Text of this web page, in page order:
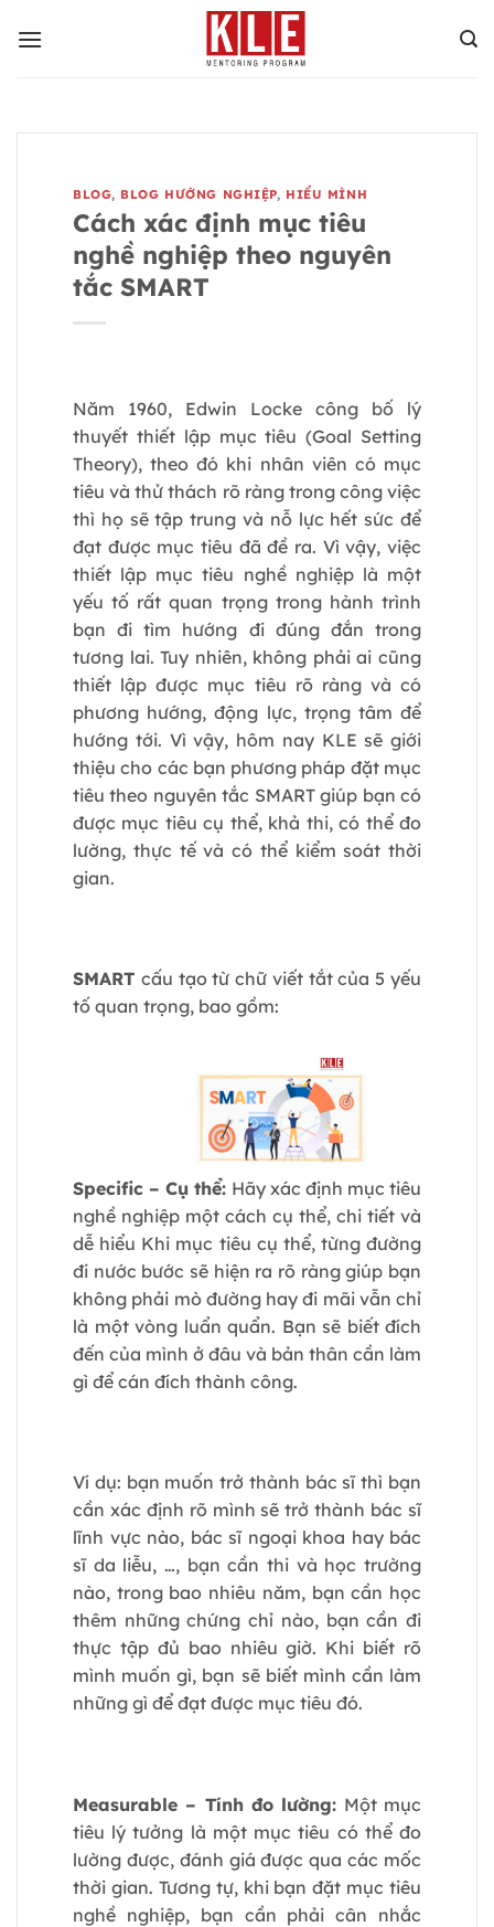
qua
BLOG, BLOG HƯỚNG NGHIỆP, HIỂU MÌNH
Cách xác định mục tiêu
nghề nghiệp theo nguyên
tắc SMART
Năm 1960, Edwin Locke công bố lý
thuyết thiết lập mục tiêu (Goal Setting
Theory), theo đó khi nhân viên có mục
tiêu và thử thách rõ ràng trong công việc
thì họ sẽ tập trung và nỗ lực hết sức để
đạt được mục tiêu đã đề ra. Vì vậy, việc
thiết lập mục tiêu nghề nghiệp là một
yếu tố rất quan trọng trong hành trình
bạn đi tìm hướng đi đúng đắn trong
tương lai. Tuy nhiên, không phải ai cũng
thiết lập được mục tiêu rõ ràng và có
phương hướng, động lực, trọng tâm để
hướng tới. Vì vậy, hôm nay KLE sẽ giới
thiệu cho các bạn phương pháp đặt mục
tiêu theo nguyên tắc SMART giúp bạn có
được mục tiêu cụ thể, khả thi, có thể đo
lường, thực tế và có thể kiểm soát thời
gian.
SMART cấu tạo từ chữ viết tắt của 5 yếu
tố quan trọng, bao gồm:
Specific – Cụ thể: Hãy xác định mục tiêu
nghề nghiệp một cách cụ thể, chi tiết và
dễ hiểu Khi mục tiêu cụ thể, từng đường
đi nước bước sẽ hiện ra rõ ràng giúp bạn
không phải mò đường hay đi mãi vẫn chỉ
là một vòng luẩn quẩn. Bạn sẽ biết đích
đến của mình ở đâu và bản thân cần làm
gì để cán đích thành công.
Ví dụ: bạn muốn trở thành bác sĩ thì bạn
cần xác định rõ mình sẽ trở thành bác sĩ
lĩnh vực nào, bác sĩ ngoại khoa hay bác
sĩ da liễu, …, bạn cần thi và học trường
nào, trong bao nhiêu năm, bạn cần học
thêm những chứng chỉ nào, bạn cần đi
thực tập đủ bao nhiêu giờ. Khi biết rõ
mình muốn gì, bạn sẽ biết mình cần làm
những gì để đạt được mục tiêu đó.
Measurable – Tính đo lường: Một mục
tiêu lý tưởng là một mục tiêu có thể đo
lường được, đánh giá được qua các mốc
thời gian. Tương tự, khi bạn đặt mục tiêu
nghề nghiệp, bạn cần phải cân nhắc